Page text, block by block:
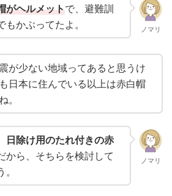
がヘルメットで、避難訓
かぶってたよ。
ノマリ
が少ない地域ってあると思うけ
日本に住んでいる以上は赤白帽
。
日除け用のたれ付きの赤
から、そちらを検討して
ノマリ